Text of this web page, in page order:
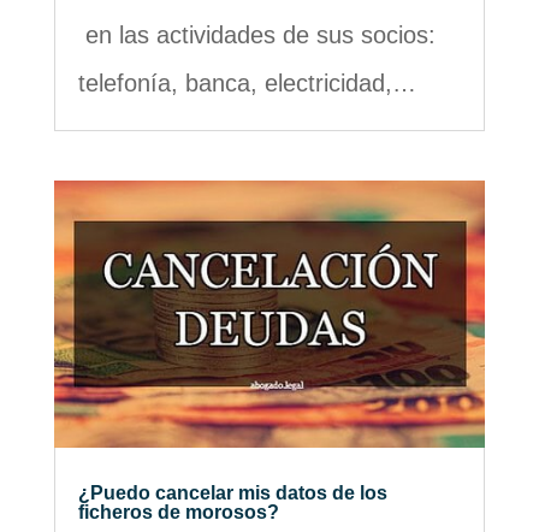
en las actividades de sus socios:
telefonía, banca, electricidad,…
¿Puedo cancelar mis datos de los
ficheros de morosos?